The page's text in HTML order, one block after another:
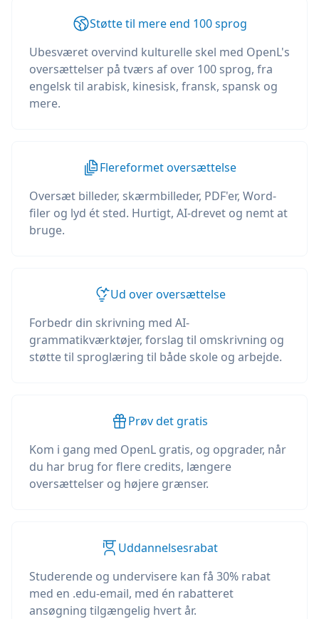
Støtte til mere end 100 sprog
Ubesværet overvind kulturelle skel med OpenL's
oversættelser på tværs af over 100 sprog, fra
engelsk til arabisk, kinesisk, fransk, spansk og
mere.
Flereformet oversættelse
Oversæt billeder, skærmbilleder, PDF'er, Word-
filer og lyd ét sted. Hurtigt, AI-drevet og nemt at
bruge.
Ud over oversættelse
Forbedr din skrivning med AI-
grammatikværktøjer, forslag til omskrivning og
støtte til sproglæring til både skole og arbejde.
Prøv det gratis
Kom i gang med OpenL gratis, og opgrader, når
du har brug for flere credits, længere
oversættelser og højere grænser.
Uddannelsesrabat
Studerende og undervisere kan få 30% rabat
med en .edu-email, med én rabatteret
ansøgning tilgængelig hvert år.